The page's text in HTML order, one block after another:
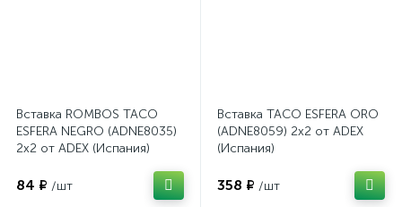
Вставка ROMBOS TACO
ESFERA NEGRO (ADNE8035)
2x2 от ADEX (Испания)
84 ₽ /шт
Вставка TACO ESFERA ORO
(ADNE8059) 2x2 от ADEX
(Испания)
358 ₽ /шт